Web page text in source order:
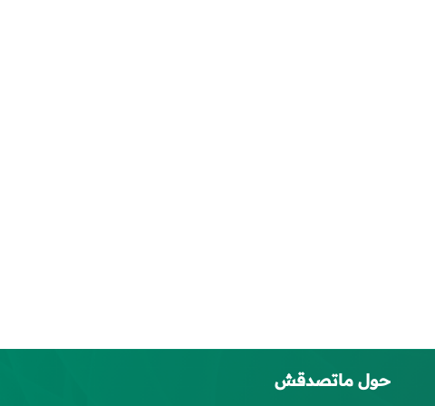
حول ماتصدقش